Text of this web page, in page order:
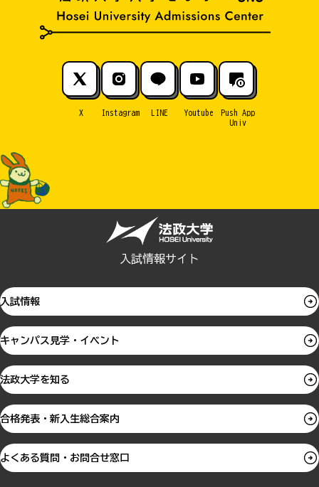
X Instagram LINE Youtube
Push App
Univ
入試情報サイト
入試情報
キャンパス見学・イベント
法政大学を知る
合格発表・新入生総合案内
よくある質問・お問合せ窓口